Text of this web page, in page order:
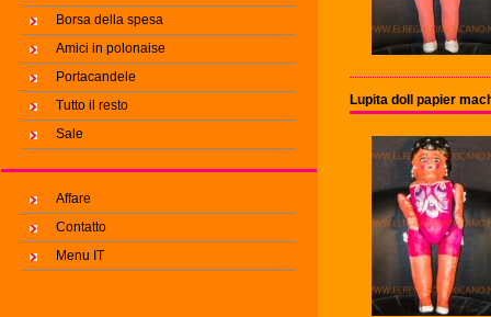
Borsa della spesa
Amici in polonaise
Portacandele
Tutto il resto
Sale
Affare
Contatto
Menu IT
Lupita doll papier